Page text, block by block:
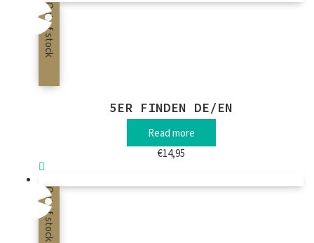
Out of stock
5ER FINDEN DE/EN
Read more
€14,95
Out of stock